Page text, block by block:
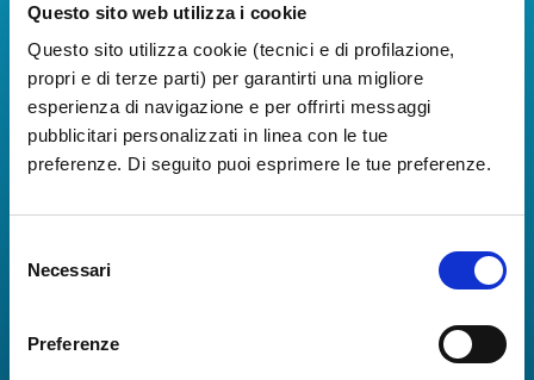
Questo sito web utilizza i cookie
Questo sito utilizza cookie (tecnici e di profilazione,
propri e di terze parti) per garantirti una migliore
esperienza di navigazione e per offrirti messaggi
pubblicitari personalizzati in linea con le tue
preferenze. Di seguito puoi esprimere le tue preferenze.
delNecessari
Preferenze
Scarica l'app
La Guida dei Servizi dell'Aeroporto Internazionale di
Napoli!
Informazioni in tempo reale sui voli, tutti i servizi e i
all'Aeroporto di Napoli ancora più coinvolgente e